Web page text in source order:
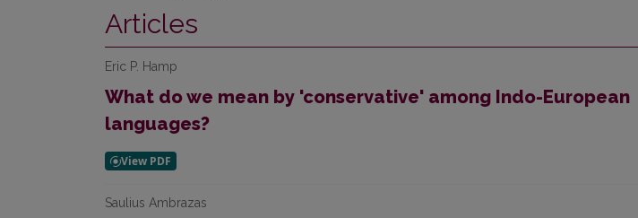
Articles
Eric P. Hamp
What do we mean by 'conservative' among Indo-European
languages?
Saulius Ambrazas